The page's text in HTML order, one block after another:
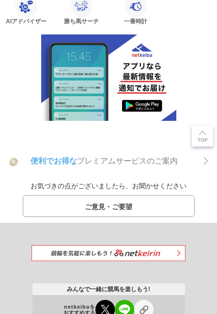
AIアドバイザー 勝ち馬サーチ 一番時計
P 便利でお得なプレミアムサービスのご案内
お気づきの点がございましたら、お聞かせください
ご意見・ご要望
みんなで一緒に競馬を楽しもう!
netkeibaを
おすすめする